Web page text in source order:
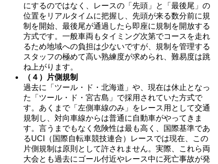
にするのではなく、レースの「先頭」と「最後尾」の
位置をリアルタイムに把握し、先頭が来る数分前に規
制を開始、最後尾が通過したら即座に規制を開放する
方式です。一般車両もタイミング次第でコースを走れ
るため地域への負担は少ないですが、規制を管理する
スタッフの極めて高い熟練度が求められ、難易度は跳
ね上がります。
（４）片側規制
過去に「ツール・ド・北海道」や、現在は休止となっ
た「ツール・ド・宮古島」で採用されていた方式で
す。あくまで「左側車線のみ」をレース用として交通
規制し、対向車線からは普通に自動車がやってきま
す。言うまでもなく危険性は最も高く、国際基準であ
るUCI（国際自転車競技連合）レースでは現在、この
片側規制は原則として許されません。実際、これら両
大会とも過去にゴール付近やレース中に死亡事故が発